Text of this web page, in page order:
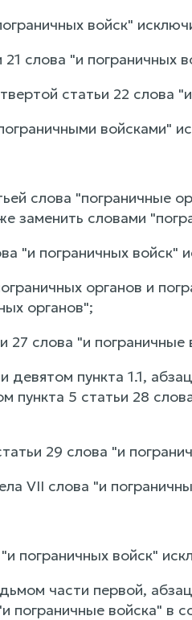
войск"
21 слова "и пограничных
статьи 22
войсками"
слова "пограничные
заменить словами
"и пограничных войск"
органов и
органов";
27 слова "и пограничные
девятом пункта 1.1,
пункта 5 статьи 28
29 слова "и
VII слова "и
пограничных войск"
части первой,
пограничные войска" в